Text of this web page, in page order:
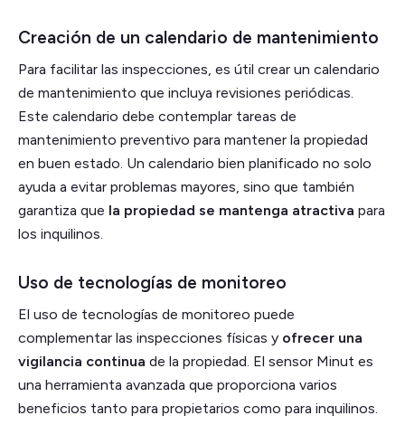
Creación de un calendario de mantenimiento
Para facilitar las inspecciones, es útil crear un calendario
de mantenimiento que incluya revisiones periódicas.
Este calendario debe contemplar tareas de
mantenimiento preventivo para mantener la propiedad
en buen estado. Un calendario bien planificado no solo
ayuda a evitar problemas mayores, sino que también
garantiza que la propiedad se mantenga atractiva para
los inquilinos.
Uso de tecnologías de monitoreo
El uso de tecnologías de monitoreo puede
complementar las inspecciones físicas y ofrecer una
vigilancia continua de la propiedad. El sensor Minut es
una herramienta avanzada que proporciona varios
beneficios tanto para propietarios como para inquilinos.